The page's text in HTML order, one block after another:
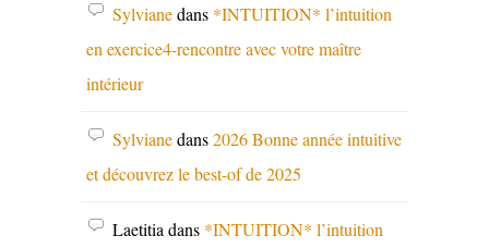
Sylvianedans *INTUITION* l’intuition
en exercice4-rencontre avec votre maître
intérieur
Sylvianedans2026 Bonne année intuitive
et découvrez le best-of de 2025
Laetitia dans *INTUITION* l’intuition